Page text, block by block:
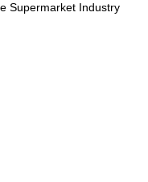
Supermarket Industry